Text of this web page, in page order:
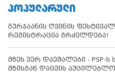
ᲞᲝᲞᲣᲚᲐᲠᲣᲚᲘ
გურჯაანის ღვინის
რეგისტრაცია გრძელდება!
მზეს ვერ დაემალები - PSP-ს
მზისგან დაცვის